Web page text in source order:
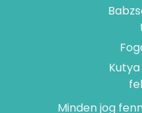
Minden jog